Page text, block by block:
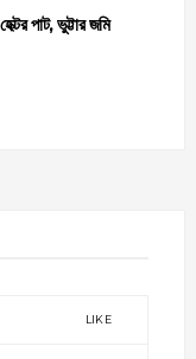
পাট, ভুট্টার জমি
LIKE